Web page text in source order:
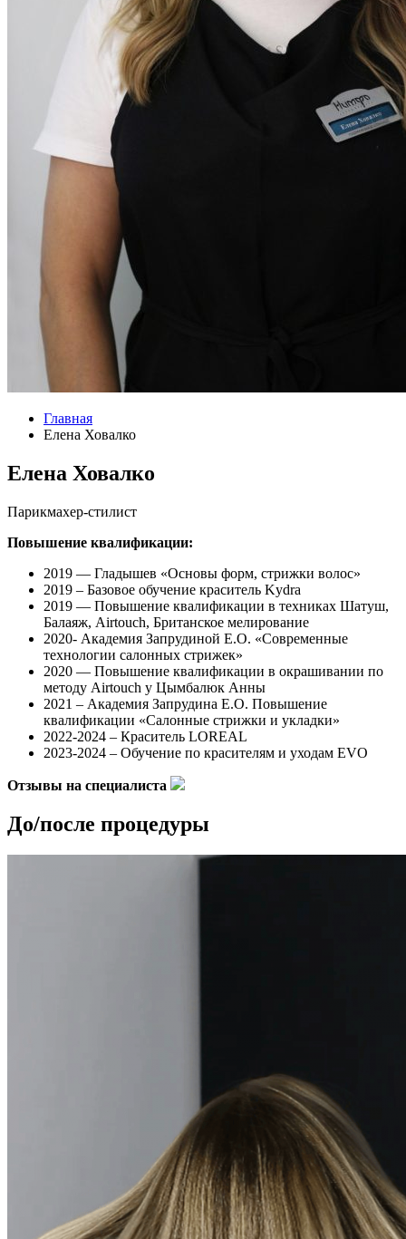
Главная
Елена Ховалко
Елена Ховалко
Парикмахер-стилист
Повышение квалификации:
2019 — Гладышев «Основы форм, стрижки волос»
2019 – Базовое обучение краситель Kydra
2019 — Повышение квалификации в техниках Шатуш,
Балаяж, Аirtouch, Британское мелирование
2020- Академия Запрудиной Е.О. «Современные
технологии салонных стрижек»
2020 — Повышение квалификации в окрашивании по
методу Airtouch у Цымбалюк Анны
2021 – Академия Запрудина Е.О. Повышение
квалификации «Салонные стрижки и укладки»
2022-2024 – Краситель LOREAL
2023-2024 – Обучение по красителям и уходам EVO
Отзывы на специалиста
До/после процедуры